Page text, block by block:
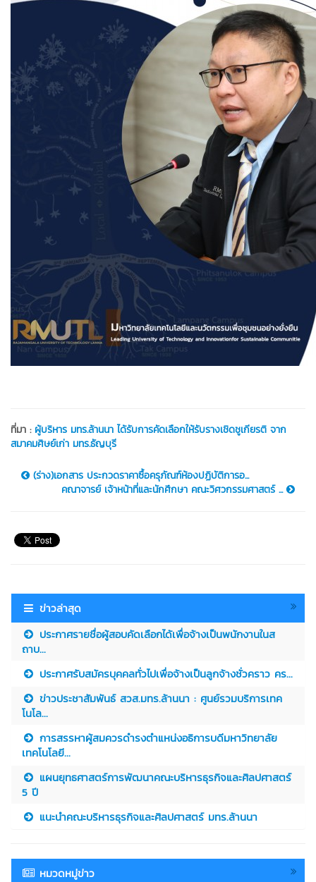
ที่มา : ผู้บริหาร มทร.ล้านนา ได้รับการคัดเลือกให้รับรางเชิดชูเกียรติ จาก
สมาคมศิษย์เก่า มทร.ธัญบุรี
(ร่าง)เอกสาร ประกวดราคาซื้อครุภัณฑ์ห้องปฏิบัติการอ...
คณาจารย์ เจ้าหน้าที่และนักศึกษา คณะวิศวกรรมศาสตร์ ...
ข่าวล่าสุด
ประกาศรายชื่อผู้สอบคัดเลือกได้เพื่อจ้างเป็นพนักงานในส
ถาบ...
ประกาศรับสมัครบุคคลทั่วไปเพื่อจ้างเป็นลูกจ้างชั่วคราว คร...
ข่าวประชาสัมพันธ์ สวส.มทร.ล้านนา : ศูนย์รวมบริการเทค
โนโล...
การสรรหาผู้สมควรดำรงตำแหน่งอธิการบดีมหาวิทยาลัย
เทคโนโลยี...
แผนยุทธศาสตร์การพัฒนาคณะบริหารธุรกิจและศิลปศาสตร์
5 ปี
แนะนำคณะบริหารธุรกิจและศิลปศาสตร์ มทร.ล้านนา
หมวดหมู่ข่าว